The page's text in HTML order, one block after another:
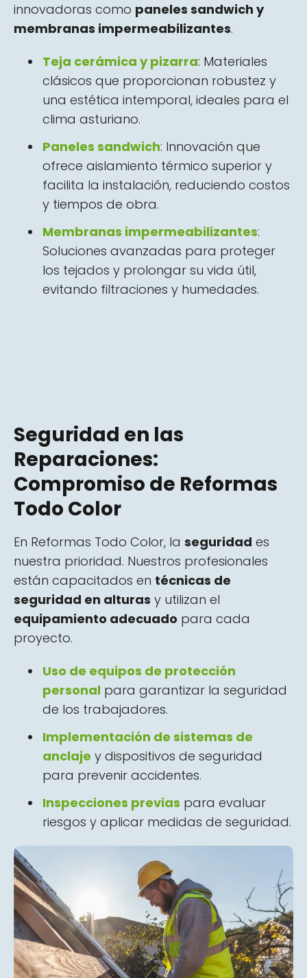
innovadoras como paneles sandwich y
membranas impermeabilizantes.
Teja cerámica y pizarra: Materiales
clásicos que proporcionan robustez y
una estética intemporal, ideales para el
clima asturiano.
Paneles sandwich: Innovación que
ofrece aislamiento térmico superior y
facilita la instalación, reduciendo costos
y tiempos de obra.
Membranas impermeabilizantes:
Soluciones avanzadas para proteger
los tejados y prolongar su vida útil,
evitando filtraciones y humedades.
Seguridad en las
Reparaciones:
Compromiso de Reformas
Todo Color
En Reformas Todo Color, la seguridad es
nuestra prioridad. Nuestros profesionales
están capacitados en técnicas de
seguridad en alturas y utilizan el
equipamiento adecuado para cada
proyecto.
Uso de equipos de protección
personal para garantizar la seguridad
de los trabajadores.
Implementación de sistemas de
anclaje y dispositivos de seguridad
para prevenir accidentes.
Inspecciones previas para evaluar
riesgos y aplicar medidas de seguridad.